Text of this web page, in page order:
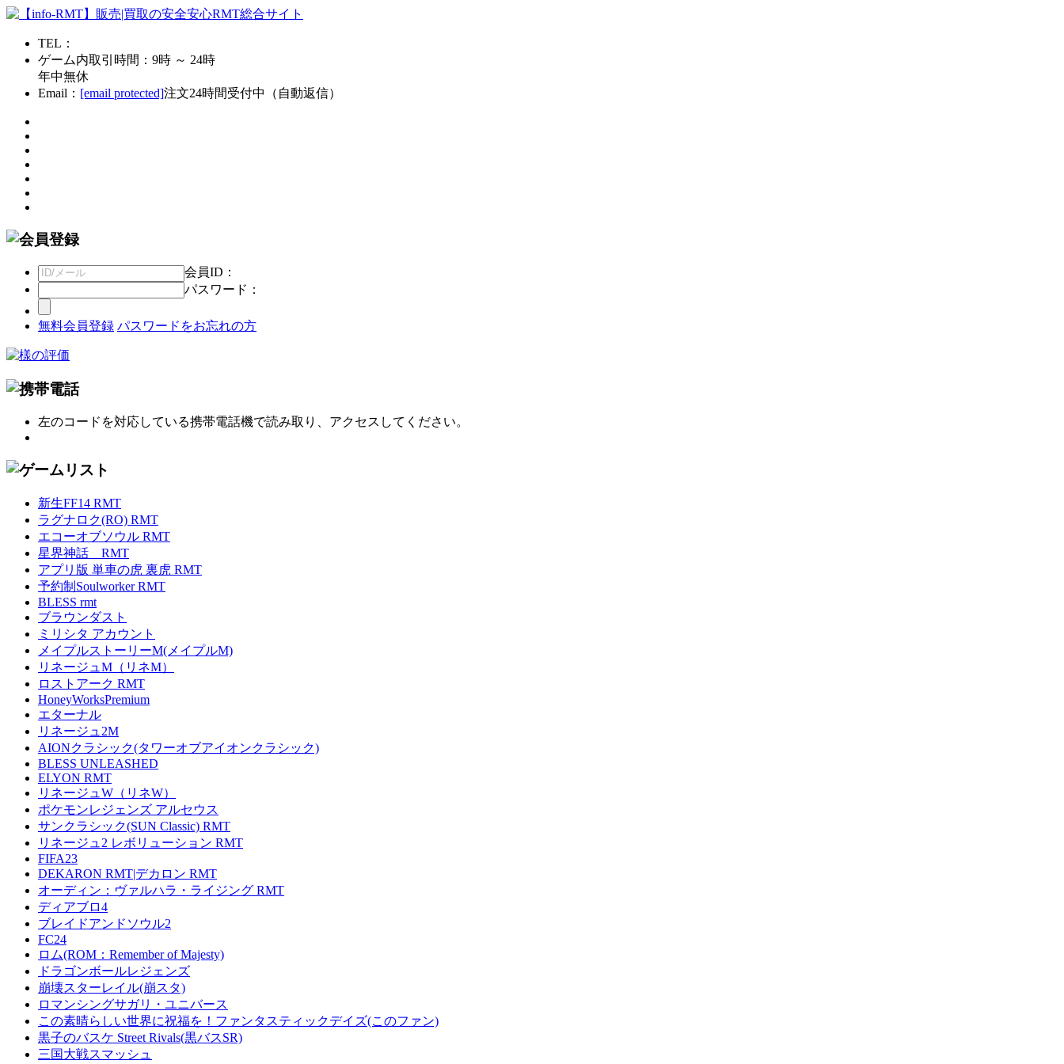
TEL：
ゲーム内取引時間：9時 ～ 24時
年中無休
Email： [email protected]注文24時間受付中（自動返信）
会員ID：
パスワード：
無料会員登録 パスワードをお忘れの方
左のコードを対応している携帯電話機で読み取り、アクセスしてください。
新生FF14 RMT
ラグナロク(RO) RMT
エコーオブソウル RMT
星界神話 RMT
アプリ版 単車の虎 裏虎 RMT
予約制Soulworker RMT
BLESS rmt
ブラウンダスト
ミリシタ アカウント
メイプルストーリーM(メイプルM)
リネージュM（リネM）
ロストアーク RMT
HoneyWorksPremium
エターナル
リネージュ2M
AIONクラシック(タワーオブアイオンクラシック)
BLESS UNLEASHED
ELYON RMT
リネージュW（リネW）
ポケモンレジェンズ アルセウス
サンクラシック(SUN Classic) RMT
リネージュ2 レボリューション RMT
FIFA23
DEKARON RMT|デカロン RMT
オーディン：ヴァルハラ・ライジング RMT
ディアブロ4
ブレイドアンドソウル2
FC24
ロム(ROM：Remember of Majesty)
ドラゴンボールレジェンズ
崩壊スターレイル(崩スタ)
ロマンシングサガリ・ユニバース
この素晴らしい世界に祝福を！ファンタスティックデイズ(このファン)
黒子のバスケ Street Rivals(黒バスSR)
三国大戦スマッシュ